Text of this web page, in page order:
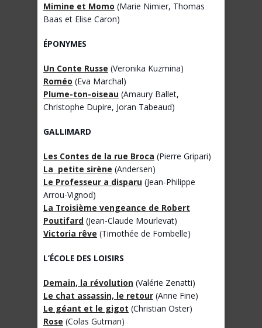
Mimine et Momo (Marie Nimier, Thomas
Baas et Elise Caron)
ÉPONYMES
Un Conte Russe (Veronika Kuzmina)
Roméo (Eva Marchal)
Plume-ton-oiseau (Amaury Ballet,
Christophe Dupire, Joran Tabeaud)
GALLIMARD
Les Contes de la rue Broca (Pierre Gripari)
La petite sirène (Andersen)
Le Professeur a disparu (Jean-Philippe
Arrou-Vignod)
La Troisième vengeance de Robert
Poutifard (Jean-Claude Mourlevat)
Victoria rêve (Timothée de Fombelle)
L’ÉCOLE DES LOISIRS
Demain, la révolution (Valérie Zenatti)
Le chat assassin, le retour (Anne Fine)
Le géant et le gigot (Christian Oster)
Rose (Colas Gutman)